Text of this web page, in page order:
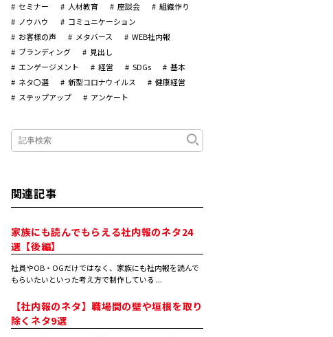
セミナー
人材教育 座談会
組織作り
ノウハウ
コミュニケーション
お客様の声
メタバース
WEB社内報
ブランディング
見出し
エンゲージメント
経営 SDGs
基本
ネタ〇選
新型コロナウイルス
健康経営
ステップアップ
アンケート
関連記事
家族にも読んでもらえる社内報のネタ24
選【後編】
社員やOB・OGだけではなく、家族にも社内報を読んで
もらいたいといった考え方で制作している ...
【社内報のネタ】職場間の壁や垣根を取り
除くネタ9選